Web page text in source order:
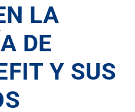
LA
DE
Y SUS